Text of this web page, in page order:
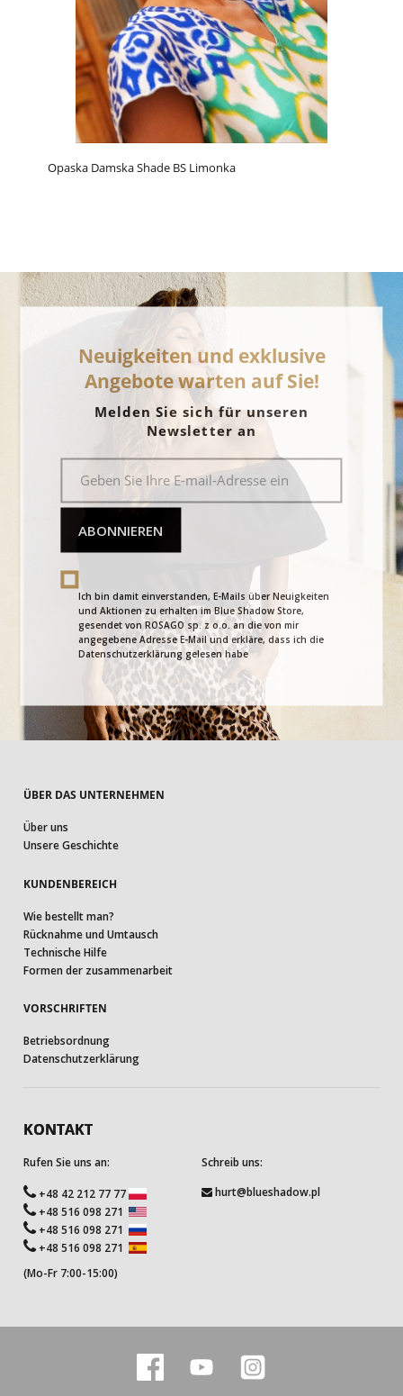
Opaska Damska Shade BS Limonka
Neuigkeiten und exklusive
Angebote warten auf Sie!
Melden Sie sich für unseren
Newsletter an
ABONNIEREN
Ich bin damit einverstanden, E-Mails über Neuigkeiten
und Aktionen zu erhalten im Blue Shadow Store,
gesendet von ROSAGO sp. z o.o. an die von mir
angegebene Adresse E-Mail und erkläre, dass ich die
Datenschutzerklärung gelesen habe
ÜBER DAS UNTERNEHMEN
Über uns
Unsere Geschichte
KUNDENBEREICH
Wie bestellt man?
Rücknahme und Umtausch
Technische Hilfe
Formen der zusammenarbeit
VORSCHRIFTEN
Betriebsordnung
Datenschutzerklärung
KONTAKT
Rufen Sie uns an:
+48 42 212 77 77
+48 516 098 271
+48 516 098 271
+48 516 098 271
(Mo-Fr 7:00-15:00)
Schreib uns:
hurt@blueshadow.pl